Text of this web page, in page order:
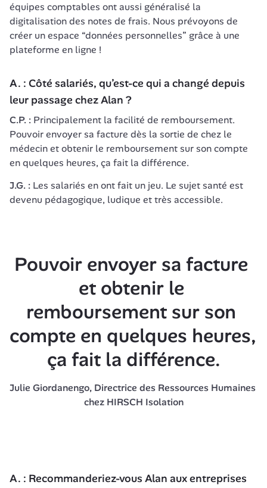
équipes comptables ont aussi généralisé la
digitalisation des notes de frais. Nous prévoyons de
créer un espace “données personnelles” grâce à une
A. : Côté salariés, qu’est-ce qui a changé depuis
leur passage chez Alan ?
C.P. : Principalement la facilité de remboursement.
Pouvoir envoyer sa facture dès la sortie de chez le
médecin et obtenir le remboursement sur son compte
en quelques heures, ça fait la différence.
J.G. : Les salariés en ont fait un jeu. Le sujet santé est
devenu pédagogique, ludique et très accessible.
Pouvoir envoyer sa facture
et obtenir le
remboursement sur son
compte en quelques heures,
ça fait la différence.
Julie Giordanengo, Directrice des Ressources Humaines
chez HIRSCH Isolation
A. : Recommanderiez-vous Alan aux entreprises